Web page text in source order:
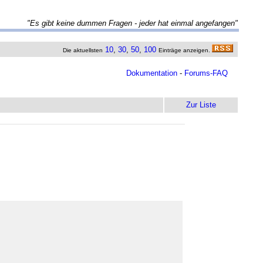
"Es gibt keine dummen Fragen - jeder hat einmal angefangen"
Die aktuellsten 10, 30, 50, 100 Einträge anzeigen.
Dokumentation - Forums-FAQ
Zur Liste